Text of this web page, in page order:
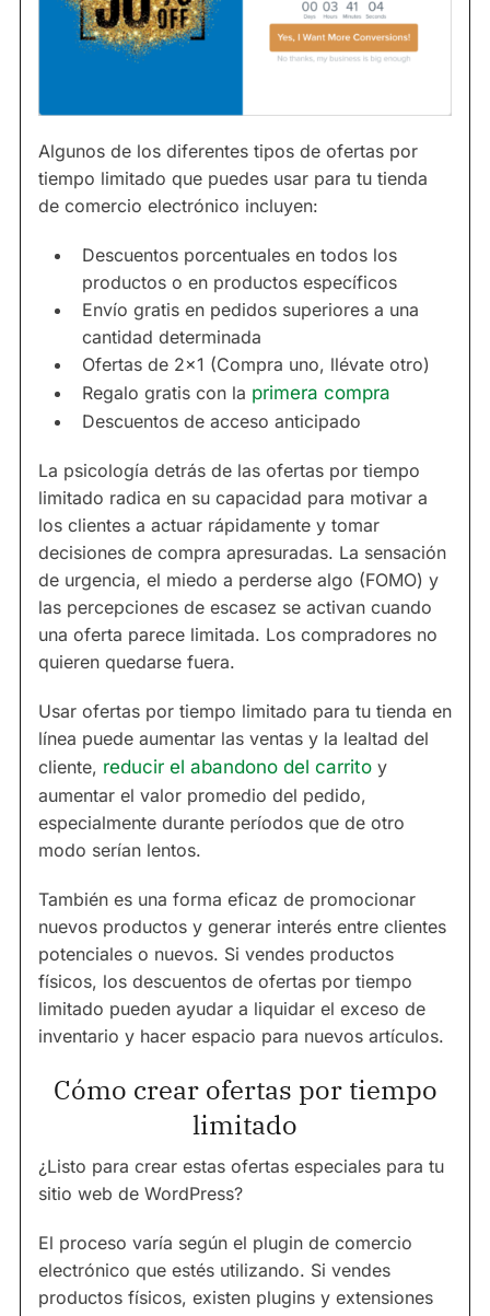
Algunos de los diferentes tipos de ofertas por
tiempo limitado que puedes usar para tu tienda
de comercio electrónico incluyen:
Descuentos porcentuales en todos los
productos o en productos específicos
Envío gratis en pedidos superiores a una
cantidad determinada
Ofertas de 2x1 (Compra uno, llévate otro)
Regalo gratis con la primera compra
Descuentos de acceso anticipado
La psicología detrás de las ofertas por tiempo
limitado radica en su capacidad para motivar a
los clientes a actuar rápidamente y tomar
decisiones de compra apresuradas. La sensación
de urgencia, el miedo a perderse algo (FOMO) y
las percepciones de escasez se activan cuando
una oferta parece limitada. Los compradores no
quieren quedarse fuera.
Usar ofertas por tiempo limitado para tu tienda en
línea puede aumentar las ventas y la lealtad del
cliente, reducir el abandono del carrito y
aumentar el valor promedio del pedido,
especialmente durante períodos que de otro
modo serían lentos.
También es una forma eficaz de promocionar
nuevos productos y generar interés entre clientes
potenciales o nuevos. Si vendes productos
físicos, los descuentos de ofertas por tiempo
limitado pueden ayudar a liquidar el exceso de
inventario y hacer espacio para nuevos artículos.
Cómo crear ofertas por tiempo
limitado
¿Listo para crear estas ofertas especiales para tu
sitio web de WordPress?
El proceso varía según el plugin de comercio
electrónico que estés utilizando. Si vendes
productos físicos, existen plugins y extensiones